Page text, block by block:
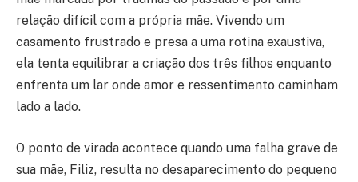
relação difícil com a própria mãe. Vivendo um
casamento frustrado e presa a uma rotina exaustiva,
ela tenta equilibrar a criação dos três filhos enquanto
enfrenta um lar onde amor e ressentimento caminham
lado a lado.
O ponto de virada acontece quando uma falha grave de
sua mãe, Filiz, resulta no desaparecimento do pequeno